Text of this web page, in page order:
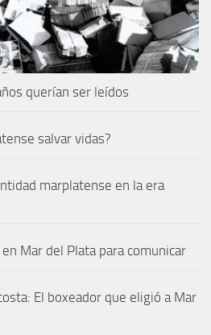
querían ser leídos
salvar vidas?
marplatense en la era
Mar del Plata para comunicar
El boxeador que eligió a Mar